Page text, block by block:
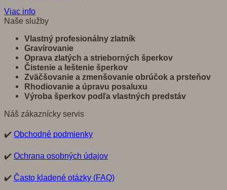
Viac info
Naše služby
Vlastný profesionálny zlatník
Gravírovanie
Oprava zlatých a strieborných šperkov
Čistenie a leštenie šperkov
Zväčšovanie a zmenšovanie obrúčok a prsteňov
Rhodiovanie a úpravu posaluxu
Výroba šperkov podľa vlastných predstáv
Náš zákaznícky servis
✔️ Obchodné podmienky
✔️ Ochrana osobných údajov
✔️ Často kladené otázky (FAQ)